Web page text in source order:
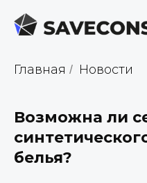
Главная / Новости
Возможна ли
белья?